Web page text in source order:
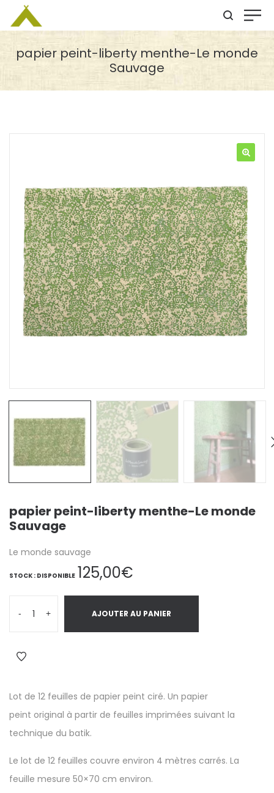
papier peint-liberty menthe-Le monde
Sauvage
papier peint-liberty menthe-Le monde
Sauvage
Le monde sauvage
STOCK : DISPONIBLE 125,00€
- + AJOUTER AU PANIER
Lot de 12 feuilles de papier peint ciré. Un papier
peint original à partir de feuilles imprimées suivant la
technique du batik.
Le lot de 12 feuilles couvre environ 4 mètres carrés. La
feuille mesure 50×70 cm environ.